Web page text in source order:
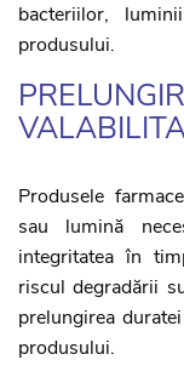
bacteriilor,
produsului.
Produsele
sau lumină
integritatea în
riscul degradării
prelungirea
produsului.